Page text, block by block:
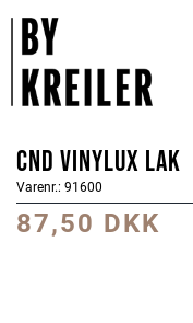
CND Vinylux Lak
Varenr.: 91600
87,50 DKK